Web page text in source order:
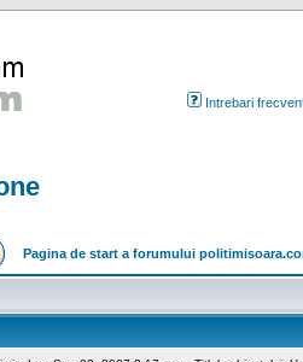
Intrebari
Pagina de start a forumului